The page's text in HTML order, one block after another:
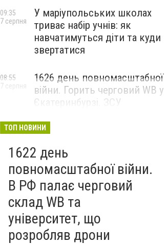
У маріупольських школах
триває набір учнів: як
навчатимуться діти та куди
звертатися
09:35
7 серпня
1626 день повномасштабної
війни. Горить черговий WB у
Єкатеринбурзі. ЗСУ
Маріуполі
08:55
7 серпня
ТОП НОВИНИ
1622 день
повномасштабної війни.
В РФ палає черговий
склад WB та
університет, що
розробляв дрони